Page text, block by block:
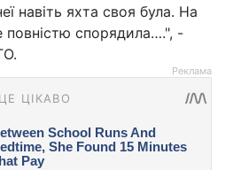
навіть яхта своя була. На
повністю спорядила….", -
Реклама